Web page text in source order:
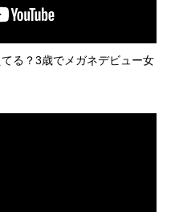
る？3歳でメガネデビュー女